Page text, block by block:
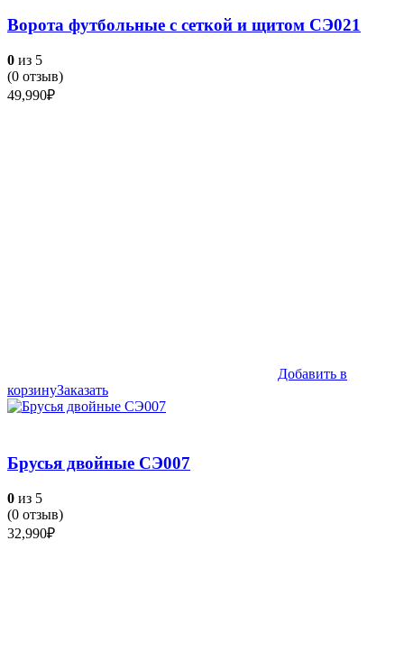
Ворота футбольные с сеткой и щитом СЭ021
0 из 5
(0 отзыв)
49,990₽
Добавить в
корзинуЗаказать
Брусья двойные СЭ007
0 из 5
(0 отзыв)
32,990₽